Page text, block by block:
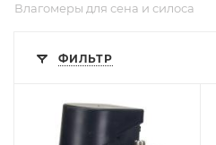
Влагомеры для сена и силоса
ФИЛЬТР